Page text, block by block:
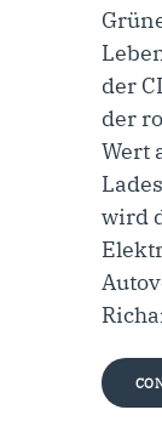
der
der
Wert
wird